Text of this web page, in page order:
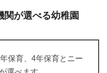
関が選べる幼稚園
保育、4年保育とニー